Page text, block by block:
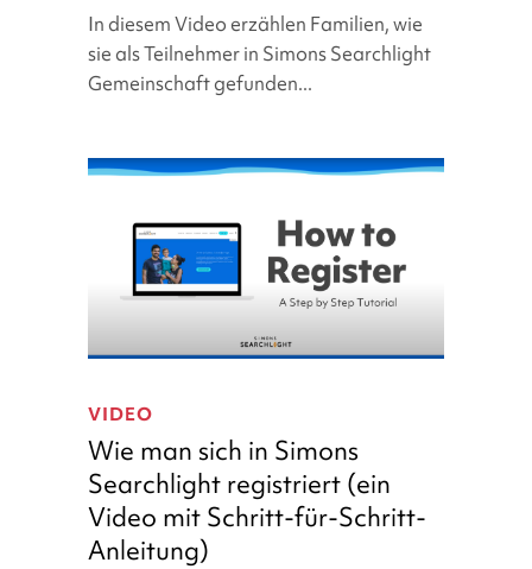
die
Wissenschaft
voranzubringen
In diesem Video erzählen Familien, wie
sie als Teilnehmer in Simons Searchlight
Gemeinschaft gefunden...
sich
in
Simons
Searchlight
registriert
VIDEO
Wie man sich in Simons
Searchlight registriert (ein
Video mit Schritt-für-Schritt-
Anleitung)